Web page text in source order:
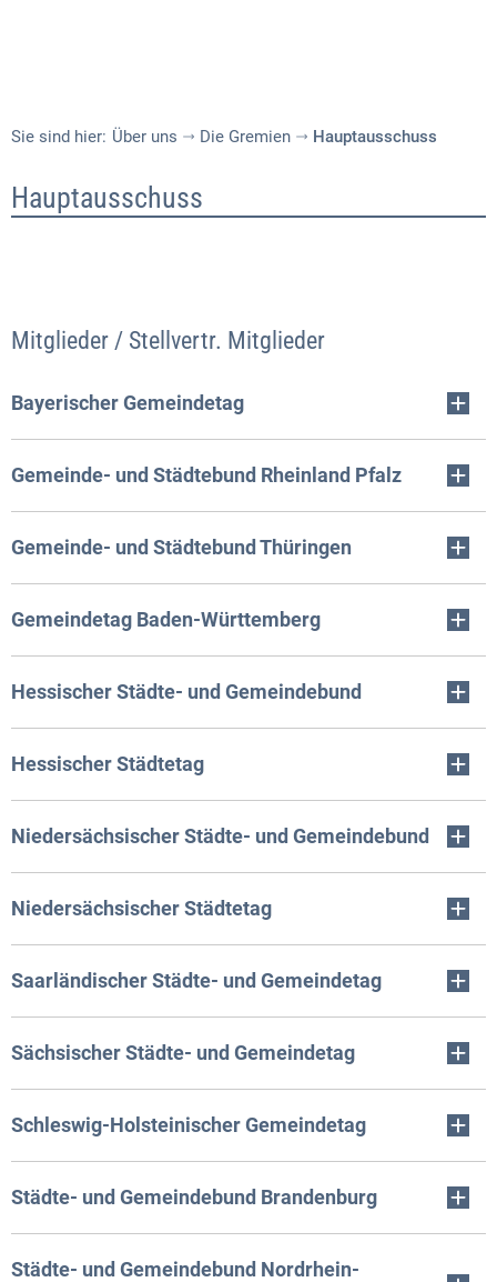
Sie sind hier: Über uns Die Gremien Hauptausschuss
Hauptausschuss
Hauptausschuss
Mitglieder / Stellvertr. Mitglieder
Bayerischer Gemeindetag
Gemeinde- und Städtebund Rheinland Pfalz
Gemeinde- und Städtebund Thüringen
Gemeindetag Baden-Württemberg
Hessischer Städte- und Gemeindebund
Hessischer Städtetag
Niedersächsischer Städte- und Gemeindebund
Niedersächsischer Städtetag
Saarländischer Städte- und Gemeindetag
Sächsischer Städte- und Gemeindetag
Schleswig-Holsteinischer Gemeindetag
Städte- und Gemeindebund Brandenburg
Städte- und Gemeindebund Nordrhein-